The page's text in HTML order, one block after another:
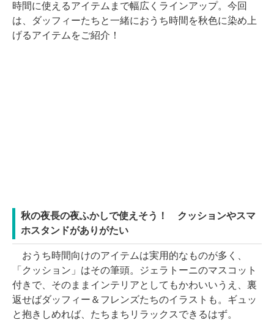
時間に使えるアイテムまで幅広くラインアップ。今回
は、ダッフィーたちと一緒におうち時間を秋色に染め上
げるアイテムをご紹介！
秋の夜長の夜ふかしで使えそう！ クッションやスマ
ホスタンドがありがたい
おうち時間向けのアイテムは実用的なものが多く、
「クッション」はその筆頭。ジェラトーニのマスコット
付きで、そのままインテリアとしてもかわいいうえ、裏
返せばダッフィー＆フレンズたちのイラストも。ギュッ
と抱きしめれば、たちまちリラックスできるはず。